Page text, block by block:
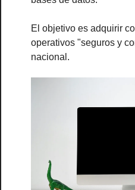
El objetivo es adquirir
operativos "seguros y
nacional.